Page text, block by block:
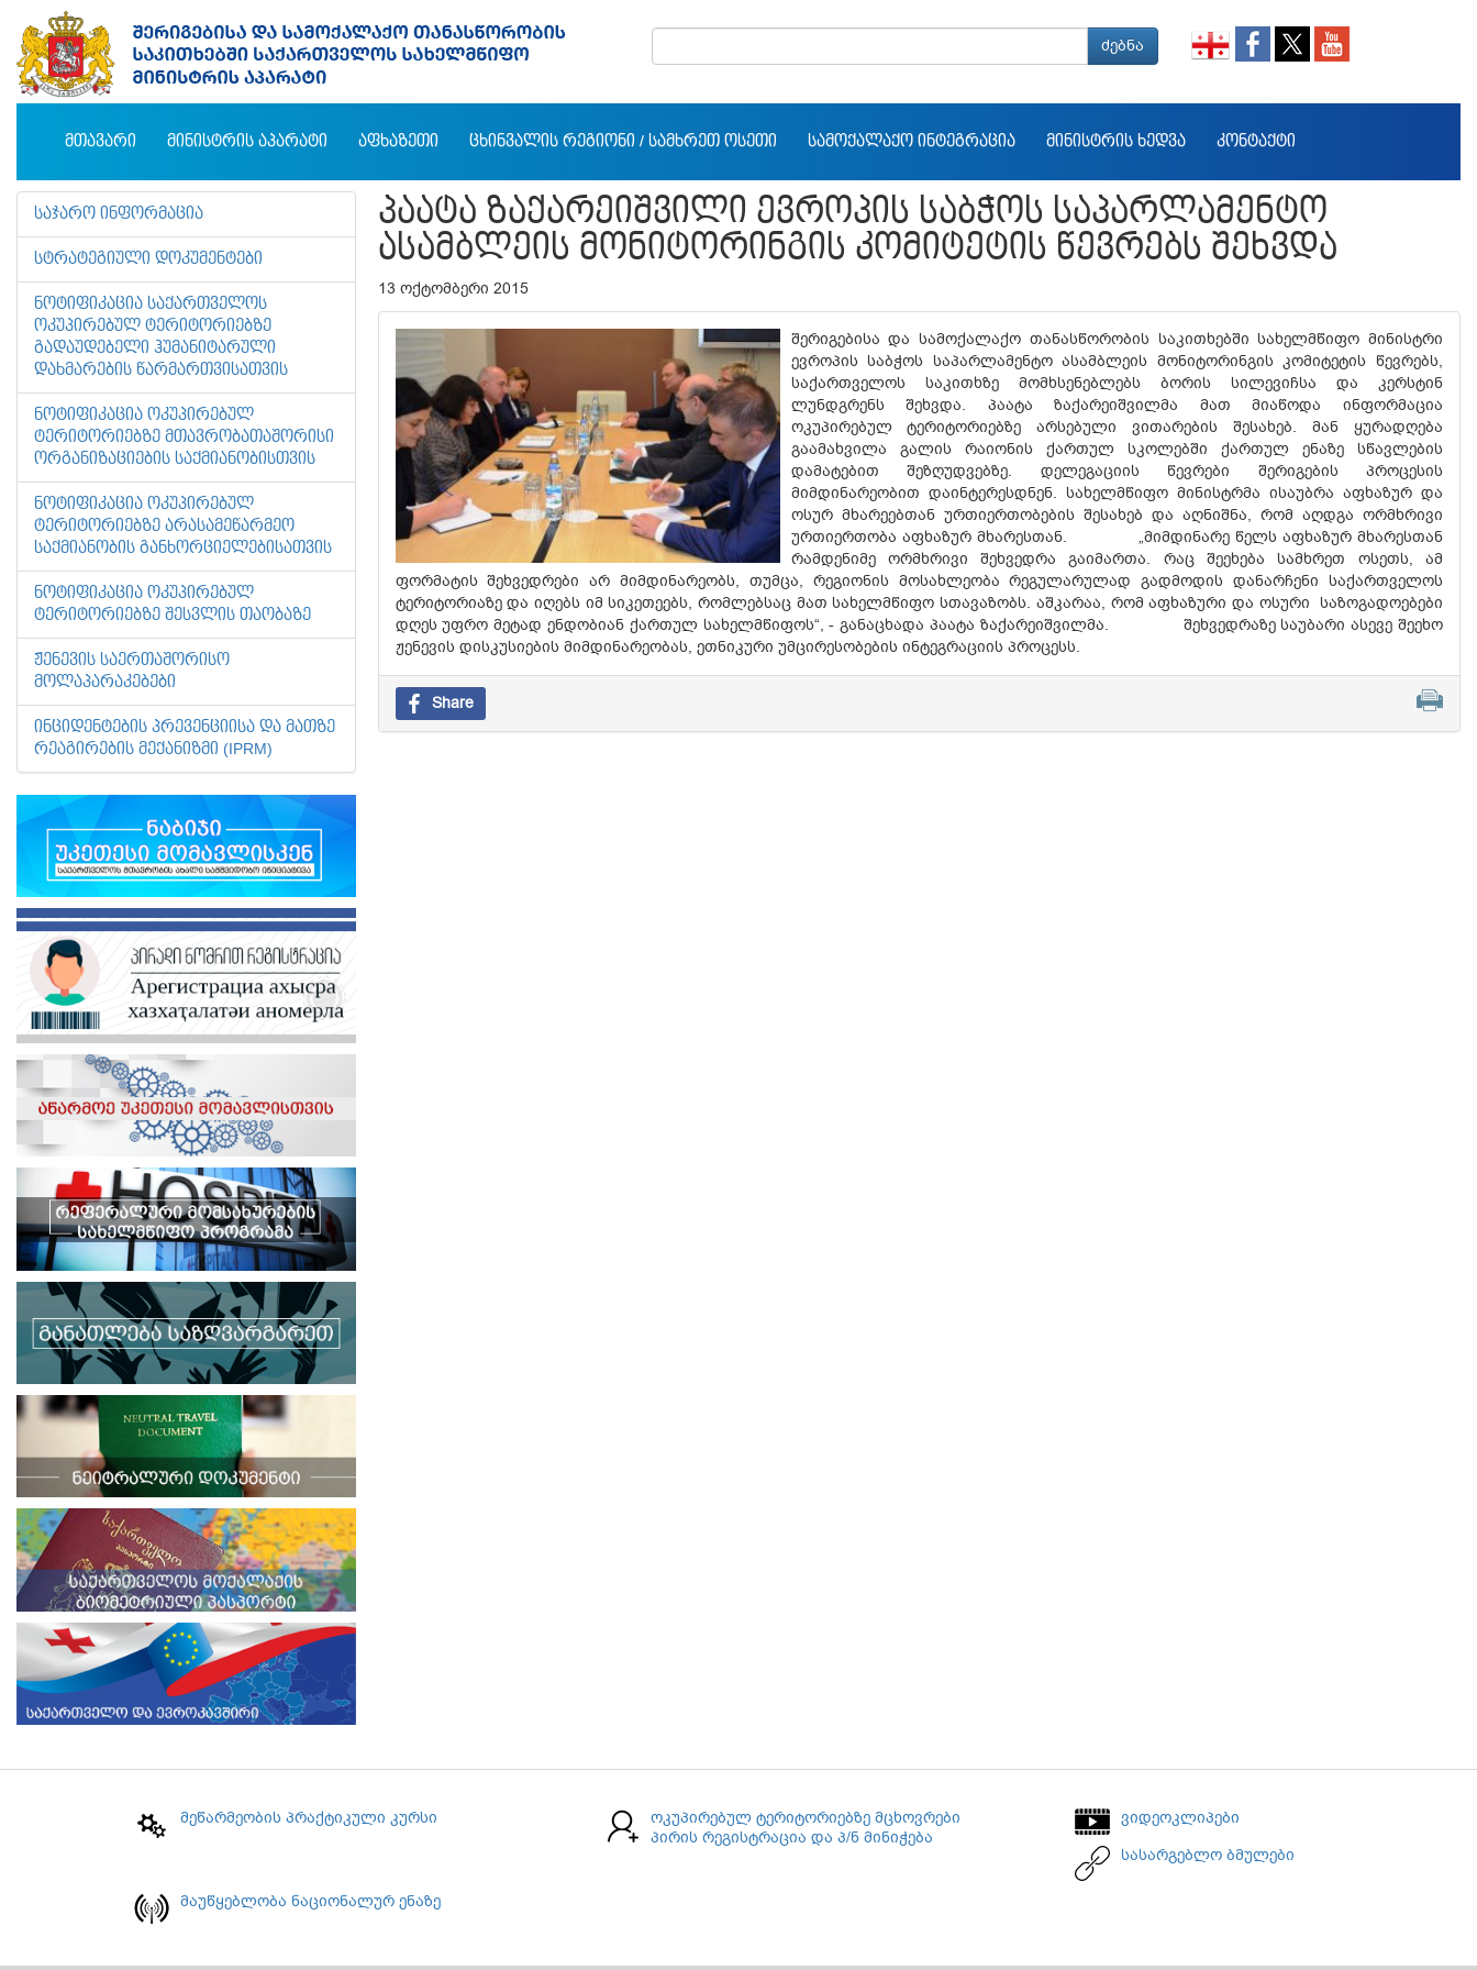
ძებნა
ᲛᲗᲐᲕᲐᲠᲘ ᲛᲘᲜᲘᲡᲢᲠᲘᲡ ᲐᲞᲐᲠᲐᲢᲘ ᲐᲤᲮᲐᲖᲔᲗᲘ ᲪᲮᲘᲜᲕᲐᲚᲘᲡ ᲠᲔᲒᲘᲝᲜᲘ / ᲡᲐᲛᲮᲠᲔᲗ ᲝᲡᲔᲗᲘ ᲡᲐᲛᲝᲥᲐᲚᲐᲥᲝ ᲘᲜᲢᲔᲒᲠᲐᲪᲘᲐ ᲛᲘᲜᲘᲡᲢᲠᲘᲡ ᲮᲔᲓᲕᲐ ᲙᲝᲜᲢᲐᲥᲢᲘ
ᲡᲐᲯᲐᲠᲝ ᲘᲜᲤᲝᲠᲛᲐᲪᲘᲐ
ᲡᲢᲠᲐᲢᲔᲒᲘᲣᲚᲘ ᲓᲝᲙᲣᲛᲔᲜᲢᲔᲑᲘ
ᲜᲝᲢᲘᲤᲘᲙᲐᲪᲘᲐ ᲡᲐᲥᲐᲠᲗᲕᲔᲚᲝᲡ
ᲝᲙᲣᲞᲘᲠᲔᲑᲣᲚ ᲢᲔᲠᲘᲢᲝᲠᲘᲔᲑᲖᲔ
ᲒᲐᲓᲐᲣᲓᲔᲑᲔᲚᲘ ᲰᲣᲛᲐᲜᲘᲢᲐᲠᲣᲚᲘ
ᲓᲐᲮᲛᲐᲠᲔᲑᲘᲡ ᲬᲐᲠᲛᲐᲠᲗᲕᲘᲡᲐᲗᲕᲘᲡ
ᲜᲝᲢᲘᲤᲘᲙᲐᲪᲘᲐ ᲝᲙᲣᲞᲘᲠᲔᲑᲣᲚ
ᲢᲔᲠᲘᲢᲝᲠᲘᲔᲑᲖᲔ ᲛᲗᲐᲕᲠᲝᲑᲐᲗᲐᲨᲝᲠᲘᲡᲘ
ᲝᲠᲒᲐᲜᲘᲖᲐᲪᲘᲔᲑᲘᲡ ᲡᲐᲥᲛᲘᲐᲜᲝᲑᲘᲡᲗᲕᲘᲡ
ᲜᲝᲢᲘᲤᲘᲙᲐᲪᲘᲐ ᲝᲙᲣᲞᲘᲠᲔᲑᲣᲚ
ᲢᲔᲠᲘᲢᲝᲠᲘᲔᲑᲖᲔ ᲐᲠᲐᲡᲐᲛᲔᲬᲐᲠᲛᲔᲝ
ᲡᲐᲥᲛᲘᲐᲜᲝᲑᲘᲡ ᲒᲐᲜᲮᲝᲠᲪᲘᲔᲚᲔᲑᲘᲡᲐᲗᲕᲘᲡ
ᲜᲝᲢᲘᲤᲘᲙᲐᲪᲘᲐ ᲝᲙᲣᲞᲘᲠᲔᲑᲣᲚ
ᲢᲔᲠᲘᲢᲝᲠᲘᲔᲑᲖᲔ ᲨᲔᲡᲕᲚᲘᲡ ᲗᲐᲝᲑᲐᲖᲔ
ᲟᲔᲜᲔᲕᲘᲡ ᲡᲐᲔᲠᲗᲐᲨᲝᲠᲘᲡᲝ
ᲛᲝᲚᲐᲞᲐᲠᲐᲙᲔᲑᲔᲑᲘ
ᲘᲜᲪᲘᲓᲔᲜᲢᲔᲑᲘᲡ ᲞᲠᲔᲕᲔᲜᲪᲘᲘᲡᲐ ᲓᲐ ᲛᲐᲗᲖᲔ
ᲠᲔᲐᲒᲘᲠᲔᲑᲘᲡ ᲛᲔᲥᲐᲜᲘᲖᲛᲘ (IPRM)
ᲞᲐᲐᲢᲐ ᲖᲐᲥᲐᲠᲔᲘᲨᲕᲘᲚᲘ ᲔᲕᲠᲝᲞᲘᲡ ᲡᲐᲑᲭᲝᲡ ᲡᲐᲞᲐᲠᲚᲐᲛᲔᲜᲢᲝ
ᲐᲡᲐᲛᲑᲚᲔᲘᲡ ᲛᲝᲜᲘᲢᲝᲠᲘᲜᲒᲘᲡ ᲙᲝᲛᲘᲢᲔᲢᲘᲡ ᲬᲔᲕᲠᲔᲑᲡ ᲨᲔᲮᲕᲓᲐ
13 ოქტომბერი 2015
შერიგებისა და სამოქალაქო თანასწორობის საკითხებში სახელმწიფო მინისტრი
ევროპის საბჭოს საპარლამენტო ასამბლეის მონიტორინგის კომიტეტის წევრებს,
საქართველოს საკითხზე მომხსენებლებს ბორის სილევიჩსა და კერსტინ
ლუნდგრენს შეხვდა. პაატა ზაქარეიშვილმა მათ მიაწოდა ინფორმაცია
ოკუპირებულ ტერიტორიებზე არსებული ვითარების შესახებ. მან ყურადღება
გაამახვილა გალის რაიონის ქართულ სკოლებში ქართულ ენაზე სწავლების
დამატებით შეზღუდვებზე. დელეგაციის წევრები შერიგების პროცესის
მიმდინარეობით დაინტერესდნენ. სახელმწიფო მინისტრმა ისაუბრა აფხაზურ და
ოსურ მხარეებთან ურთიერთობების შესახებ და აღნიშნა, რომ აღდგა ორმხრივი
ურთიერთობა აფხაზურ მხარესთან. „მიმდინარე წელს აფხაზურ მხარესთან
რამდენიმე ორმხრივი შეხვედრა გაიმართა. რაც შეეხება სამხრეთ ოსეთს, ამ
ფორმატის შეხვედრები არ მიმდინარეობს, თუმცა, რეგიონის მოსახლეობა რეგულარულად გადმოდის დანარჩენი საქართველოს
ტერიტორიაზე და იღებს იმ სიკეთეებს, რომლებსაც მათ სახელმწიფო სთავაზობს. აშკარაა, რომ აფხაზური და ოსური საზოგადოებები
დღეს უფრო მეტად ენდობიან ქართულ სახელმწიფოს“, - განაცხადა პაატა ზაქარეიშვილმა. შეხვედრაზე საუბარი ასევე შეეხო
ჟენევის დისკუსიების მიმდინარეობას, ეთნიკური უმცირესობების ინტეგრაციის პროცესს.
Share
მეწარმეობის პრაქტიკული კურსი
ოკუპირებულ ტერიტორიებზე მცხოვრები
პირის რეგისტრაცია და პ/ნ მინიჭება
ვიდეოკლიპები
სასარგებლო ბმულები
მაუწყებლობა ნაციონალურ ენაზე